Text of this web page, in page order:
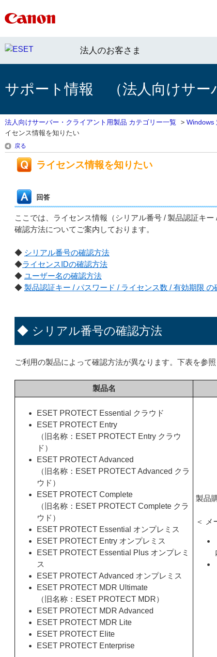
法人のお客さま
サポート情報 （法人向けサー
法人向けサーバー・クライアント用製品 カテゴリー一覧 > Windows
イセンス情報を知りたい
戻る
ライセンス情報を知りたい
回答
ここでは、ライセンス情報（シリアル番号 / 製品認証キ
確認方法についてご案内しております。
◆ シリアル番号の確認方法
◆ライセンスIDの確認方法
◆ ユーザー名の確認方法
◆ 製品認証キー / パスワード / ライセンス数 / 有効期限 の
◆ シリアル番号の確認方法
ご利用の製品によって確認方法が異なります。下表を参
製品名
ESET PROTECT Essential クラウド
ESET PROTECT Entry
（旧名称：ESET PROTECT Entry クラウ
ド）
ESET PROTECT Advanced
（旧名称：ESET PROTECT Advanced クラ
ウド）
ESET PROTECT Complete
（旧名称：ESET PROTECT Complete クラ
ウド）
ESET PROTECT Essential オンプレミス
ESET PROTECT Entry オンプレミス
ESET PROTECT Essential Plus オンプレミ
ス
ESET PROTECT Advanced オンプレミス
ESET PROTECT MDR Ultimate
（旧名称：ESET PROTECT MDR）
ESET PROTECT MDR Advanced
ESET PROTECT MDR Lite
ESET PROTECT Elite
ESET PROTECT Enterprise
製品
＜ メ